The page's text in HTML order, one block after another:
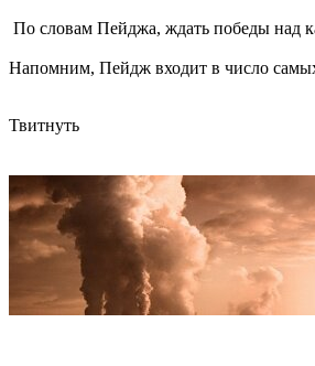
По словам Пейджа, ждать победы над
Напомним, Пейдж входит в число
Твитнуть